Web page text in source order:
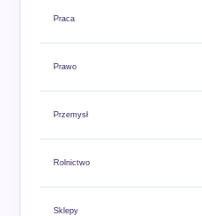
Praca
Prawo
Przemysł
Rolnictwo
Sklepy